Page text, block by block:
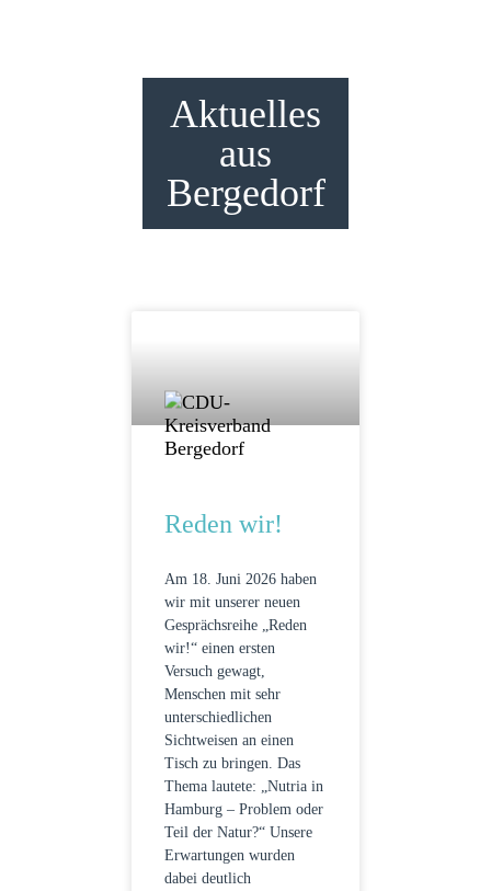
Aktuelles
aus
Bergedorf
Reden wir!
Am 18. Juni 2026 haben
wir mit unserer neuen
Gesprächsreihe „Reden
wir!“ einen ersten
Versuch gewagt,
Menschen mit sehr
unterschiedlichen
Sichtweisen an einen
Tisch zu bringen. Das
Thema lautete: „Nutria in
Hamburg – Problem oder
Teil der Natur?“ Unsere
Erwartungen wurden
dabei deutlich